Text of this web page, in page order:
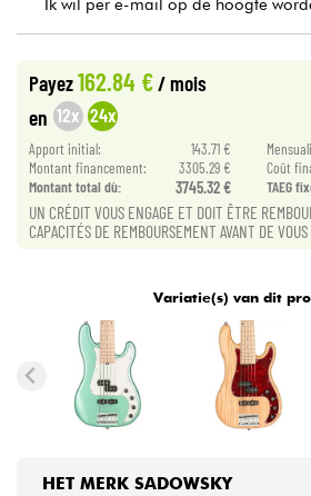
HiFi
Sets
Ik wil per e-mail op de hoogte
Payez162.84 € / mois
en 12x 24x
Apport initial: 143.71 €
Montant financement:
3305.29 € Coût
Montant total dù:
3745.32 € TAEG
UN CRÉDIT VOUS ENGAGE ET DOIT ÊTRE
CAPACITÉS DE REMBOURSEMENT AVANT DE
Variatie(s) van dit
HET MERK SADOWSKY